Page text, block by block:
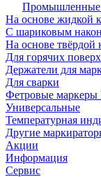
Промышленные
На основе жидкой
С шариковым
На основе твёрдой
Для горячих
Держатели для
Для сварки
Фетровые маркеры
Универсальные
Температурная
Другие
Акции
Информация
Сервис